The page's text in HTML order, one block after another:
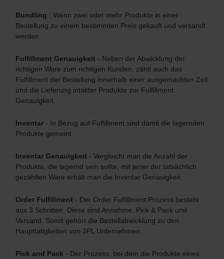
Bundling : Wenn zwei oder mehr Produkte in einer
Bestellung zu einem bestimmten Preis gekauft und versandt
werden.
Fulfillment Genauigkeit - Neben der Abwicklung der
richtigen Ware zum richtigen Kunden, zählt auch das
Fulfillment der Bestellung innerhalb einer ausgemachten Zeit
und die Lieferung intakter Produkte zur Fulfillment
Genauigkeit.
Inventar - In Bezug auf Fulfillment sind damit die lagernden
Produkte gemeint.
Inventar Genauigkeit - Vergleicht man die Anzahl der
Produkte, die lagernd sein sollte, mit jener der tatsächlich
gezählten Ware erhält man die Inventar Genauigkeit.
Order Fulfillment - Der Order Fulfillment Prozess besteht
aus 3 Schritten. Diese sind Annahme, Pick & Pack und
Versand. Somit gehört die Bestellabwicklung zu den
Haupttätigkeiten von 3PL Unternehmen.
Pick and Pack - Der Prozess, bei dem die Produkte eines